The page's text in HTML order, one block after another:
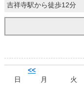
吉祥寺駅から徒歩12分
<<
日
月 火